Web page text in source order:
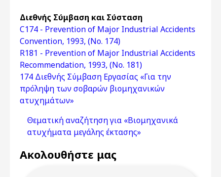
Διεθνής Σύμβαση και Σύσταση
C174 - Prevention of Major Industrial Accidents
Convention, 1993, (No. 174)
R181 - Prevention of Major Industrial Accidents
Recommendation, 1993, (No. 181)
174 Διεθνής Σύμβαση Εργασίας «Για την
πρόληψη των σοβαρών βιομηχανικών
ατυχημάτων»
Θεματική αναζήτηση για «Βιομηχανικά
ατυχήματα μεγάλης έκτασης»
Ακολουθήστε μας